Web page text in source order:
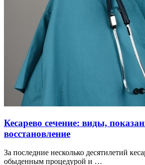
Кесарево сечение: виды,
восстановление
За последние несколько десятилетий
обыденным процедурой и …